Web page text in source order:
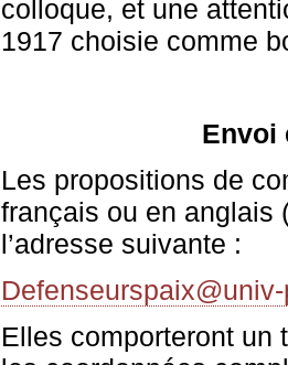
colloque, et une
1917 choisie comme
Envoi
Les propositions de
français ou en anglais
l’adresse suivante :
Elles comporteront un